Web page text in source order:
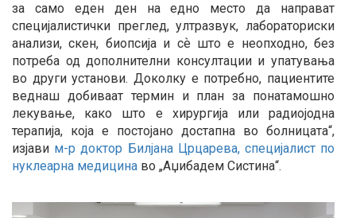
за само еден ден на едно место да направат
специјалистички преглед, ултразвук, лабораториски
анализи, скен, биопсија и сѐ што е неопходно, без
потреба од дополнителни консултации и упатувања
во други установи. Доколку е потребно, пациентите
веднаш добиваат термин и план за понатамошно
лекување, како што е хирургија или радиојодна
терапија, која е постојано достапна во болницата“,
изјави м-р доктор Билјана Црцарева, специјалист по
нуклеарна медицина во „Аџибадем Систина“.